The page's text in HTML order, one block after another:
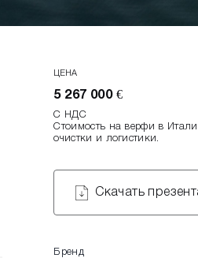
ЦЕНА
5 267 000 €
С НДС
Стоимость на верфи в
очистки и логистики.
Скачать
Бренд